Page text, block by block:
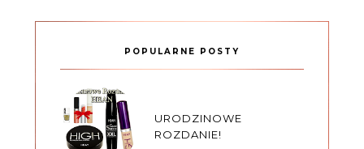
POPULARNE POSTY
URODZINOWE
ROZDANIE!